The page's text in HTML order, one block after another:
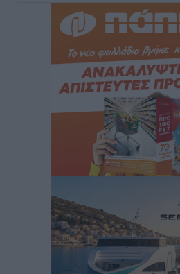
δεν υπάρχουν περιθώρια
Ειδήσεις• πριν 8 ώρες
Στον Άγιο Νικόλαο Χάλκης
ανανεωμένο εκκλησιαστικό
πριν 8 ώρες
Ρόδος: «Βουλιάζει» από
επιβάτες και 55
Γ’ Εθνική Κατηγορία: Οι
αγωνιστικών της κανονικής
πριν 14 ώρες